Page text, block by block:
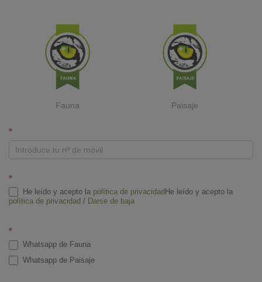
Fauna Paisaje
W
h
a
a
*
*
He leído y acepto la política de privacidadHe leído y acepto la
política de privacidad / Darse de baja
*
Whatsapp de Fauna
Whatsapp de Paisaje